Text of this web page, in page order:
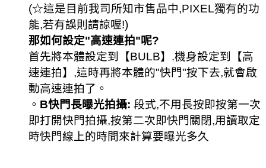
(☆這是目前我司所知市售品中,PIXEL獨有的功
能,若有誤則請諒喔!)
那如何設定"高速連拍"呢?
首先將本體設定到【BULB】.機身設定到【高
速連拍】,這時再將本體的"快門"按下去,就會啟
動高速連拍了。
。 B快門長曝光拍攝: 段式,不用長按即按第一次
即打開快門拍攝,按第二次即快門關閉,用讀取定
時快門線上的時間來計算要曝光多久